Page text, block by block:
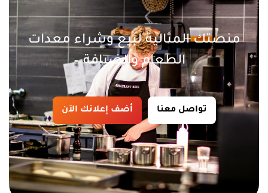
منصتك المثالية لبيع وشراء معدات
الطعام والضيافة
تواصل معنا أضف إعلانك الآن